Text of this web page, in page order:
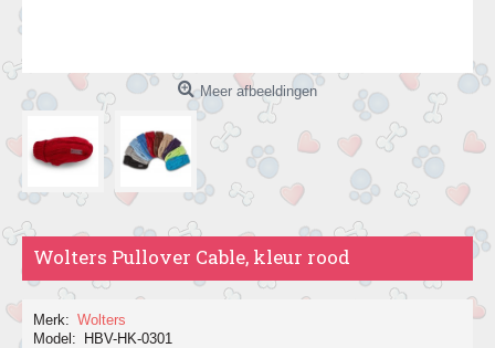
Meer afbeeldingen
Wolters Pullover Cable, kleur rood
Merk: Wolters
Model:
HBV-HK-0301